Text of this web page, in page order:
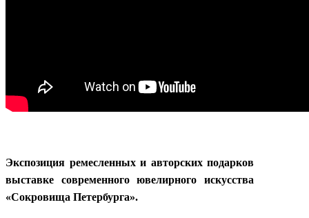
Экспозиция ремесленных и авторских подарков
выставке современного ювелирного искусства
«Сокровища Петербурга».